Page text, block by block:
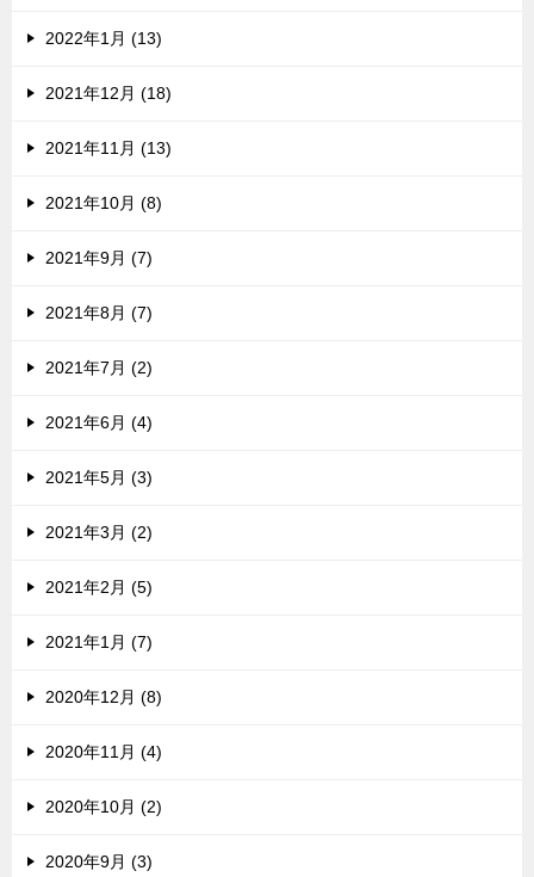
2022年1月 (13)
2021年12月 (18)
2021年11月 (13)
2021年10月 (8)
2021年9月 (7)
2021年8月 (7)
2021年7月 (2)
2021年6月 (4)
2021年5月 (3)
2021年3月 (2)
2021年2月 (5)
2021年1月 (7)
2020年12月 (8)
2020年11月 (4)
2020年10月 (2)
2020年9月 (3)